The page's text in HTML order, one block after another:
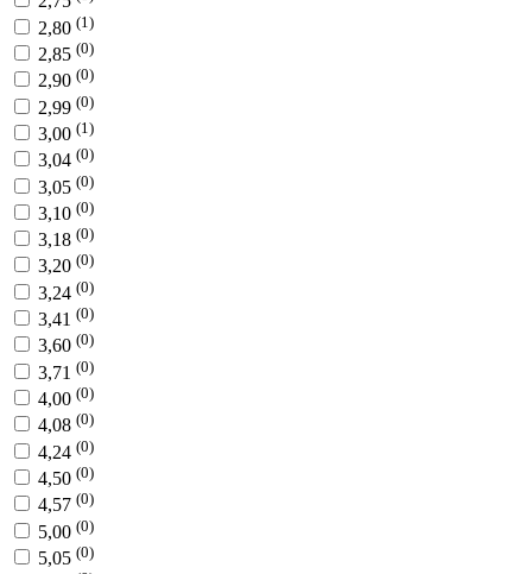
2,80 (1)
2,85 (0)
2,90 (0)
2,99 (0)
3,00 (1)
3,04 (0)
3,05 (0)
3,10 (0)
3,18 (0)
3,20 (0)
3,24 (0)
3,41 (0)
3,60 (0)
3,71 (0)
4,00 (0)
4,08 (0)
4,24 (0)
4,50 (0)
4,57 (0)
5,00 (0)
5,05 (0)